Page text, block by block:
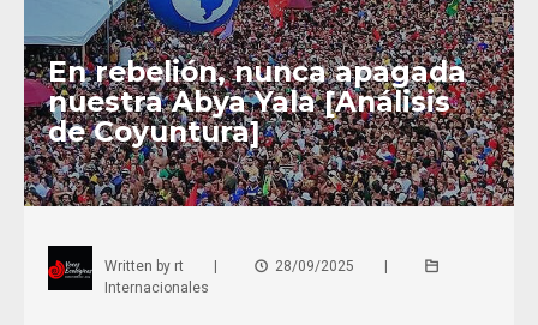
En rebelión, nunca apagada
nuestra Abya Yala [Análisis
de Coyuntura]
Written by rt 28/09/2025
Internacionales